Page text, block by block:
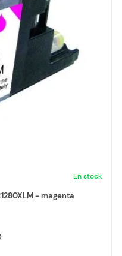
En stock
- magenta